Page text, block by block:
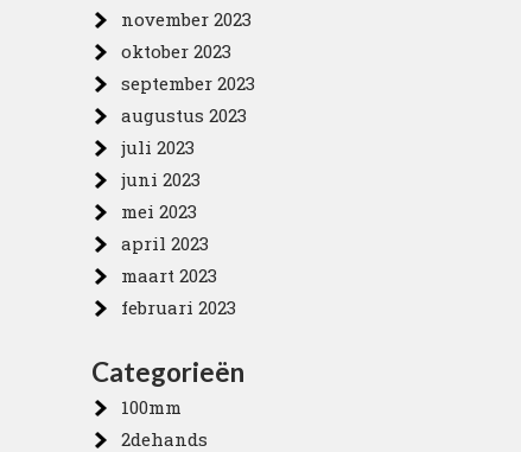
november 2023
oktober 2023
september 2023
augustus 2023
juli 2023
juni 2023
mei 2023
april 2023
maart 2023
februari 2023
Categorieën
100mm
2dehands